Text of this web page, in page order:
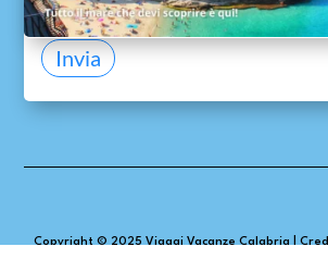
ricontattarmi e di inviare la guida
Invia
Copyright © 2025 Viaggi Vacanze Calabria